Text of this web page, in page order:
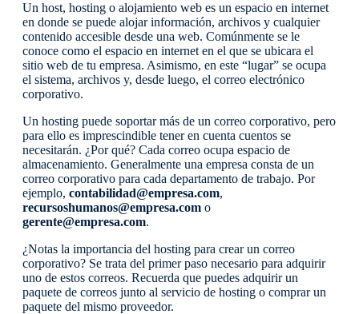
Un host, hosting o alojamiento web es un espacio en internet
en donde se puede alojar información, archivos y cualquier
contenido accesible desde una web. Comúnmente se le
conoce como el espacio en internet en el que se ubicara el
sitio web de tu empresa. Asimismo, en este “lugar” se ocupa
el sistema, archivos y, desde luego, el correo electrónico
corporativo.
Un hosting puede soportar más de un correo corporativo, pero
para ello es imprescindible tener en cuenta cuentos se
necesitarán. ¿Por qué? Cada correo ocupa espacio de
almacenamiento. Generalmente una empresa consta de un
correo corporativo para cada departamento de trabajo. Por
ejemplo, contabilidad@empresa.com,
recursoshumanos@empresa.com o
gerente@empresa.com.
¿Notas la importancia del hosting para crear un correo
corporativo? Se trata del primer paso necesario para adquirir
uno de estos correos. Recuerda que puedes adquirir un
paquete de correos junto al servicio de hosting o comprar un
paquete del mismo proveedor.